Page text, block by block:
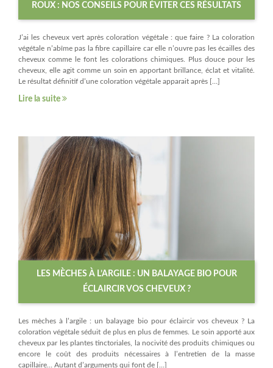
ROUX : NOS CONSEILS POUR ÉVITER CES RÉSULTATS
J’ai les cheveux vert après coloration végétale : que faire ? La coloration
végétale n’abîme pas la fibre capillaire car elle n’ouvre pas les écailles des
cheveux comme le font les colorations chimiques. Plus douce pour les
cheveux, elle agit comme un soin en apportant brillance, éclat et vitalité.
Le résultat définitif d’une coloration végétale apparait après […]
Lire la suite
LES MÈCHES À L’ARGILE : UN BALAYAGE BIO POUR
ÉCLAIRCIR VOS CHEVEUX ?
Les mèches à l’argile : un balayage bio pour éclaircir vos cheveux ? La
coloration végétale séduit de plus en plus de femmes. Le soin apporté aux
cheveux par les plantes tinctoriales, la nocivité des produits chimiques ou
encore le coût des produits nécessaires à l’entretien de la masse
capillaire… Autant d’arguments qui font de […]